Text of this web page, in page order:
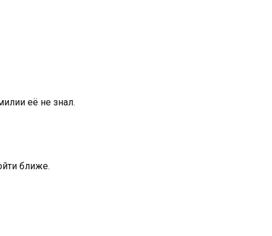
её не знал.
ближе.